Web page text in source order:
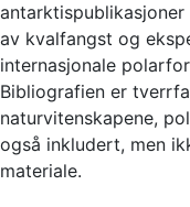
av kvalfangst og
internasjonale
Bibliografien er
naturvitenskapene,
også inkludert, men
materiale.